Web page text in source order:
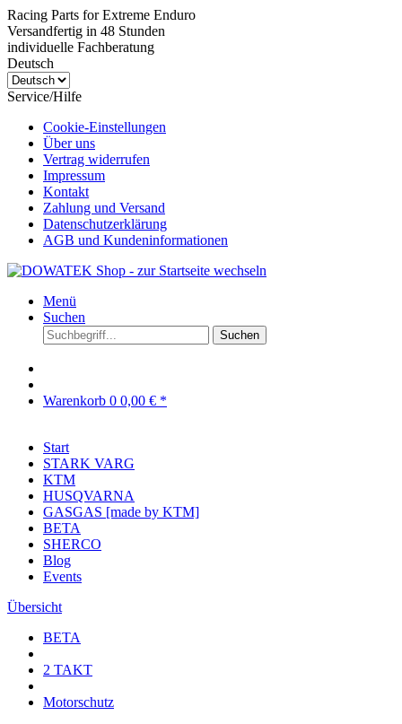
Racing Parts for Extreme Enduro
Versandfertig in 48 Stunden
individuelle Fachberatung
Deutsch
Service/Hilfe
Cookie-Einstellungen
Über uns
Vertrag widerrufen
Impressum
Kontakt
Zahlung und Versand
Datenschutzerklärung
AGB und Kundeninformationen
Menü
Suchen
Suchen
Warenkorb 0 0,00 € *
Start
STARK VARG
KTM
HUSQVARNA
GASGAS [made by KTM]
BETA
SHERCO
Blog
Events
Übersicht
BETA
2 TAKT
Motorschutz